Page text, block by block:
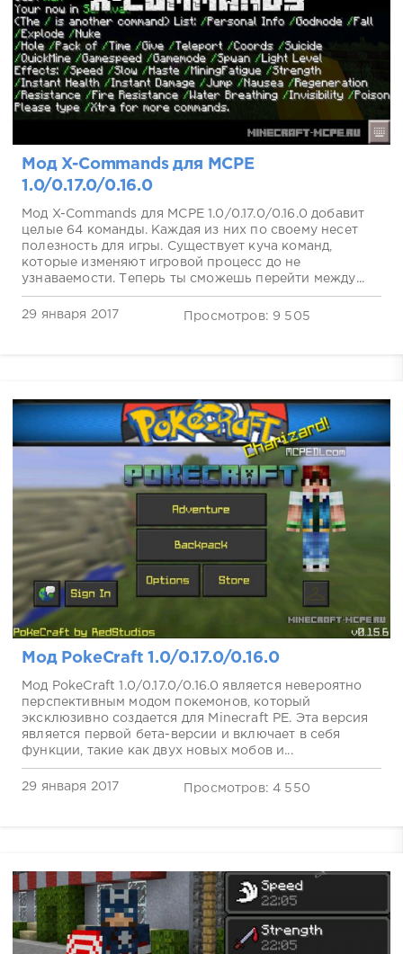
Мод X-Commands для MCPE
1.0/0.17.0/0.16.0
Мод X-Commands для MCPE 1.0/0.17.0/0.16.0 добавит
целые 64 команды. Каждая из них по своему несет
полезность для игры. Существует куча команд,
которые изменяют игровой процесс до не
узнаваемости. Теперь ты сможешь перейти между...
29 января 2017 Просмотров: 9 505
Мод PokeCraft 1.0/0.17.0/0.16.0
Мод PokeCraft 1.0/0.17.0/0.16.0 является невероятно
перспективным модом покемонов, который
эксклюзивно создается для Minecraft PE. Эта версия
является первой бета-версии и включает в себя
функции, такие как двух новых мобов и...
29 января 2017 Просмотров: 4 550